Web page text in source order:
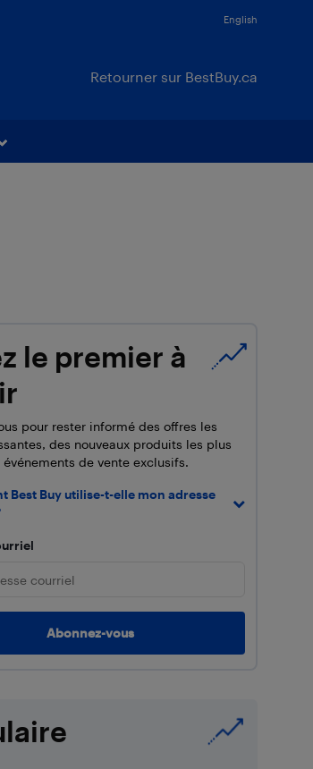
English
Retourner sur BestBuy.ca
le premier à
pour rester informé des offres les
des nouveaux produits les plus
de vente exclusifs.
Best Buy utilise-t-elle mon adresse